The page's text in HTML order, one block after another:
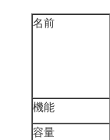
名前
機能
容量